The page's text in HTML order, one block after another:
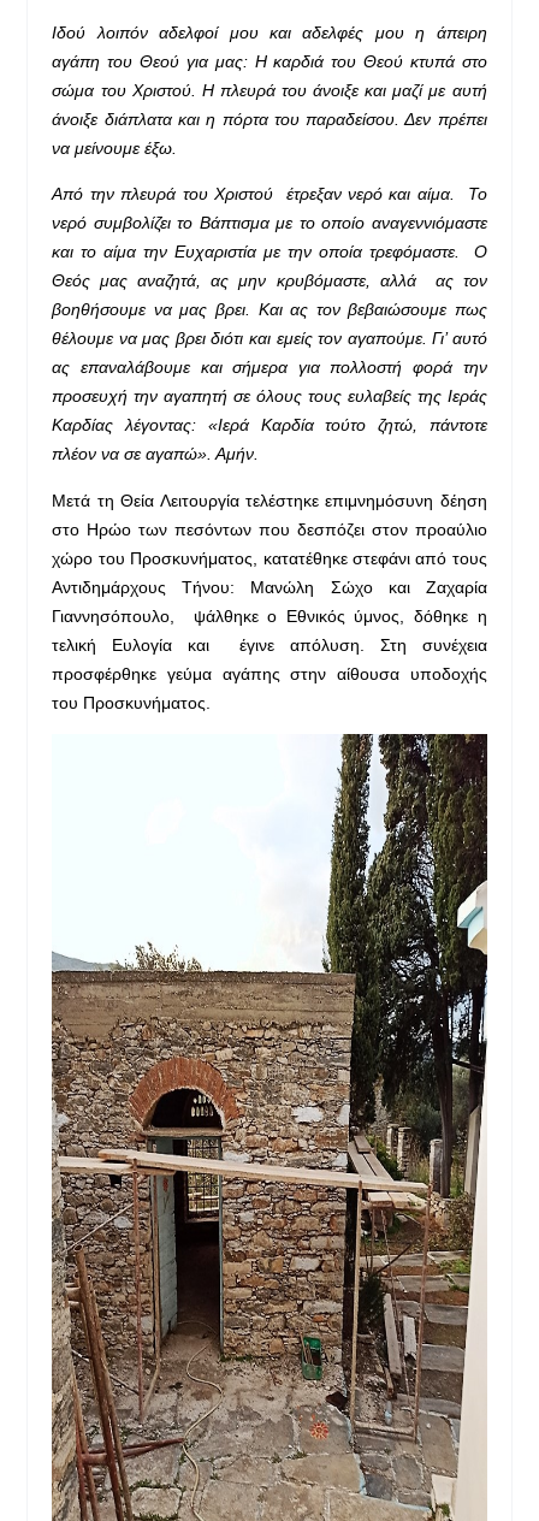
Ιδού λοιπόν αδελφοί μου και αδελφές μου η άπειρη
αγάπη του Θεού για μας: Η καρδιά του Θεού κτυπά στο
σώμα του Χριστού. Η πλευρά του άνοιξε και μαζί με αυτή
άνοιξε διάπλατα και η πόρτα του παραδείσου. Δεν πρέπει
να μείνουμε έξω.
Από την πλευρά του Χριστού έτρεξαν νερό και αίμα. Το
νερό συμβολίζει το Βάπτισμα με το οποίο αναγεννιόμαστε
και το αίμα την Ευχαριστία με την οποία τρεφόμαστε. Ο
Θεός μας αναζητά, ας μην κρυβόμαστε, αλλά ας τον
βοηθήσουμε να μας βρει. Και ας τον βεβαιώσουμε πως
θέλουμε να μας βρει διότι και εμείς τον αγαπούμε. Γι’ αυτό
ας επαναλάβουμε και σήμερα για πολλοστή φορά την
προσευχή την αγαπητή σε όλους τους ευλαβείς της Ιεράς
Καρδίας λέγοντας: «Ιερά Καρδία τούτο ζητώ, πάντοτε
πλέον να σε αγαπώ». Αμήν.
Μετά τη Θεία Λειτουργία τελέστηκε επιμνημόσυνη δέηση
στο Ηρώο των πεσόντων που δεσπόζει στον προαύλιο
χώρο του Προσκυνήματος, κατατέθηκε στεφάνι από τους
Αντιδημάρχους Τήνου: Μανώλη Σώχο και Ζαχαρία
Γιαννησόπουλο, ψάλθηκε ο Εθνικός ύμνος, δόθηκε η
τελική Ευλογία και έγινε απόλυση. Στη συνέχεια
προσφέρθηκε γεύμα αγάπης στην αίθουσα υποδοχής
του Προσκυνήματος.